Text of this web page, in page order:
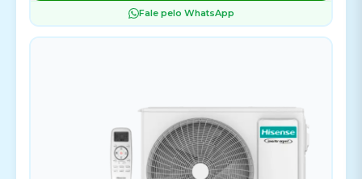
Fale pelo WhatsApp